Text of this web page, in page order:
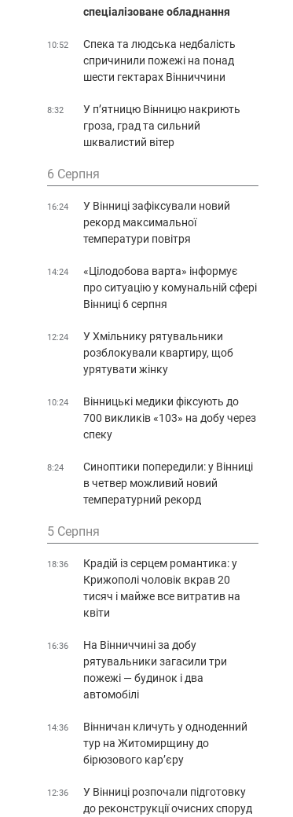
спеціалізоване обладнання
10:52
Спека та людська недбалість
спричинили пожежі на понад
шести гектарах Вінниччини
8:32
У п’ятницю Вінницю накриють
гроза, град та сильний
шквалистий вітер
6 Серпня
16:24
У Вінниці зафіксували новий
рекорд максимальної
температури повітря
14:24
«Цілодобова варта» інформує
про ситуацію у комунальній сфері
Вінниці 6 серпня
12:24
У Хмільнику рятувальники
розблокували квартиру, щоб
урятувати жінку
10:24
Вінницькі медики фіксують до
700 викликів «103» на добу через
спеку
8:24
Синоптики попередили: у Вінниці
в четвер можливий новий
температурний рекорд
5 Серпня
18:36
Крадій із серцем романтика: у
Крижополі чоловік вкрав 20
тисяч і майже все витратив на
квіти
16:36
На Вінниччині за добу
рятувальники загасили три
пожежі — будинок і два
автомобілі
14:36
Вінничан кличуть у одноденний
тур на Житомирщину до
бірюзового кар’єру
12:36
У Вінниці розпочали підготовку
до реконструкції очисних споруд